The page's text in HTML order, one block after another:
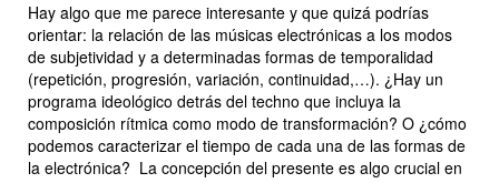
Hay algo que me parece interesante y que quizá podrías
orientar: la relación de las músicas electrónicas a los modos
de subjetividad y a determinadas formas de temporalidad
(repetición, progresión, variación, continuidad,…). ¿Hay un
programa ideológico detrás del techno que incluya la
composición rítmica como modo de transformación? O ¿cómo
podemos caracterizar el tiempo de cada una de las formas de
la electrónica? La concepción del presente es algo crucial en